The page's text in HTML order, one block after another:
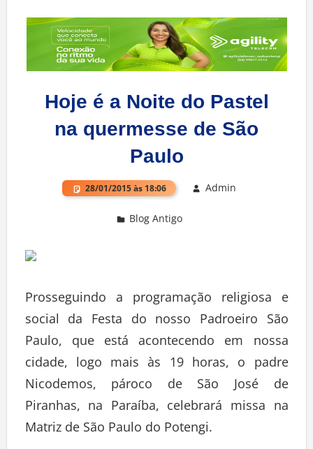
Hoje é a Noite do Pastel
na quermesse de São
Paulo
28/01/2015 às 18:06 Admin
Blog Antigo
Prosseguindo a programação religiosa e
social da Festa do nosso Padroeiro São
Paulo, que está acontecendo em nossa
cidade, logo mais às 19 horas, o padre
Nicodemos, pároco de São José de
Piranhas, na Paraíba, celebrará missa na
Matriz de São Paulo do Potengi.